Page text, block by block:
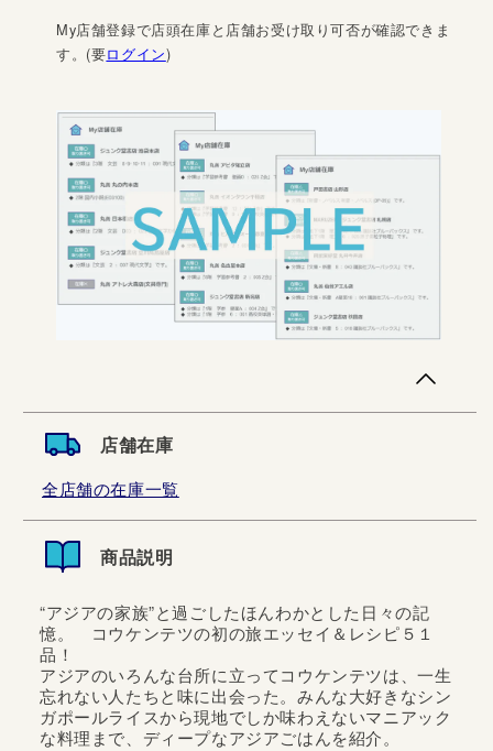
My店舗登録で店頭在庫と店舗お受け取り可否が確認できま
す。(要ログイン)
店舗在庫
全店舗の在庫一覧
商品説明
“アジアの家族”と過ごしたほんわかとした日々の記
憶。 コウケンテツの初の旅エッセイ＆レシピ５１
品！
アジアのいろんな台所に立ってコウケンテツは、一生
忘れない人たちと味に出会った。みんな大好きなシン
ガポールライスから現地でしか味わえないマニアック
な料理まで、ディープなアジアごはんを紹介。